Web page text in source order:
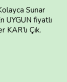
Sunar
UYGUN fiyatlı
Çık.